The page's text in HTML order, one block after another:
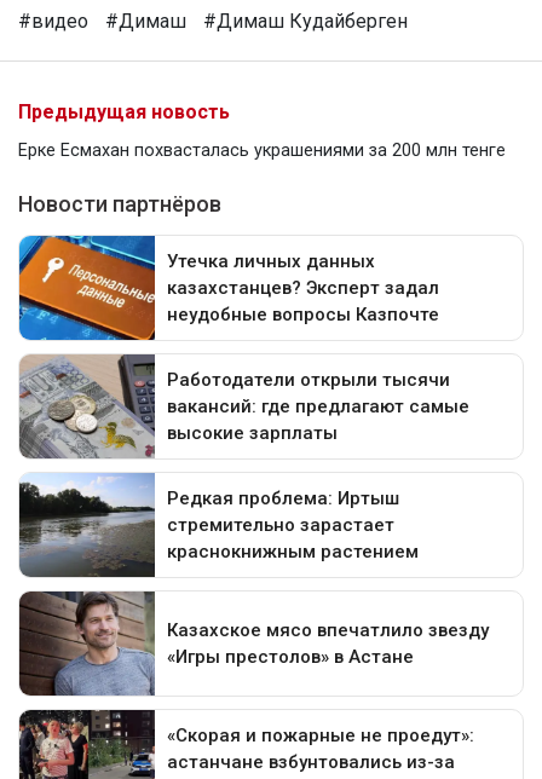
#видео #Димаш #Димаш Кудайберген
Предыдущая новость
Ерке Есмахан похвасталась украшениями за 200 млн тенге